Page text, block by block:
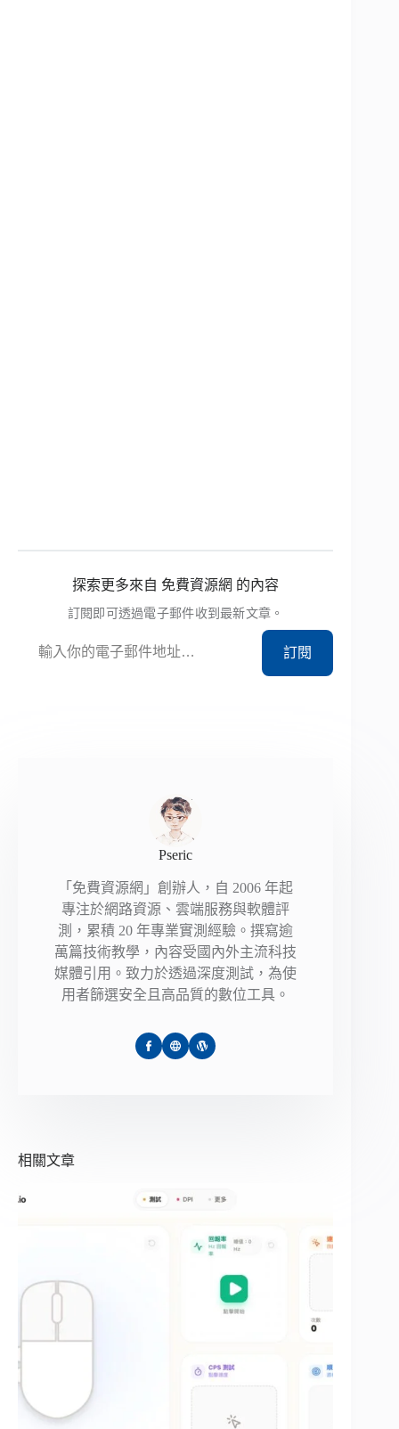
探索更多來自 免費資源網 的內容
訂閱即可透過電子郵件收到最新文章。
訂閱
Pseric
「免費資源網」創辦人，自 2006 年起
專注於網路資源、雲端服務與軟體評
測，累積 20 年專業實測經驗。撰寫逾
萬篇技術教學，內容受國內外主流科技
媒體引用。致力於透過深度測試，為使
用者篩選安全且高品質的數位工具。
相關文章